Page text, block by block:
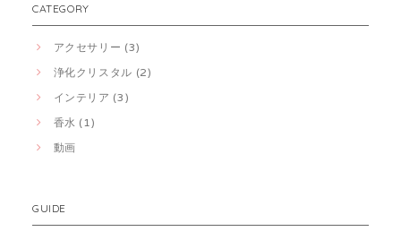
CATEGORY
アクセサリー (3)
浄化クリスタル (2)
インテリア (3)
香水 (1)
動画
GUIDE